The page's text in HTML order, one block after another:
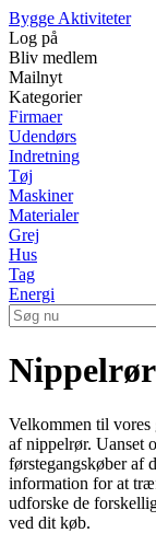
Bygge Aktiviteter
Log på
Bliv medlem
Mailnyt
Kategorier
Firmaer
Udendørs
Indretning
Tøj
Maskiner
Materialer
Grej
Hus
Tag
Energi
Velkommen til
af nippelrør. Uanset
førstegangskøber af
information for at
udforske de
ved dit køb.